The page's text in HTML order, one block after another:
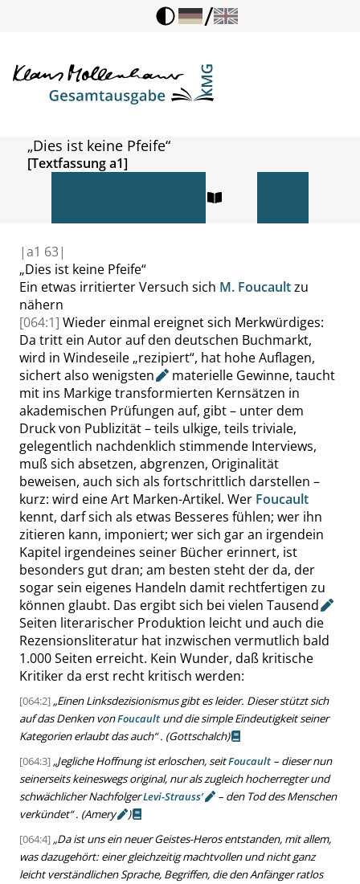
/
„Dies ist keine Pfeife“
[Textfassung a1]
|a1 63|
„Dies ist keine Pfeife“
Ein etwas irritierter Versuch sich M. Foucaultzu
nähern
[064:1] Wieder einmal ereignet sich Merkwürdiges:
Da tritt ein Autor auf den deutschen Buchmarkt,
wird in Windeseile „rezipiert“, hat hohe Auflagen,
sichert also wenigsten
materielle Gewinne, taucht
mit ins Markige transformierten Kernsätzen in
akademischen Prüfungen auf, gibt – unter dem
Druck von Publizität – teils ulkige, teils triviale,
gelegentlich nachdenklich stimmende Interviews,
muß sich absetzen, abgrenzen, Originalität
beweisen, auch sich als fortschrittlich darstellen –
kurz: wird eine Art Marken-Artikel. Wer Foucault
kennt, darf sich als etwas Besseres fühlen; wer ihn
zitieren kann, imponiert; wer sich gar an irgendein
Kapitel irgendeines seiner Bücher erinnert, ist
besonders gut dran; am besten steht der da, der
sogar sein eigenes Handeln damit rechtfertigen zu
können glaubt. Das ergibt sich bei vielen Tausend
Seiten literarischer Produktion leicht und auch die
Rezensionsliteratur hat inzwischen vermutlich bald
1.000 Seiten erreicht. Kein Wunder, daß kritische
Kritiker da erst recht kritisch werden:
[064:2] „Einen Linksdezisionismus gibt es leider. Dieser stützt sich
auf das Denken vonFoucault und die simple Eindeutigkeit seiner
Kategorien erlaubt das auch“ . (Gottschalch)
[064:3] „Jegliche Hoffnung ist erloschen, seitFoucault – dieser nun
seinerseits keineswegs original, nur als zugleich hocherregter und
schwächlicher NachfolgerLevi-Strauss’
– den Tod des Menschen
verkündet“ . (Amery
)
[064:4] „Da ist uns ein neuer Geistes-Heros entstanden, mit allem,
was dazugehört: einer gleichzeitig machtvollen und nicht ganz
leicht verständlichen Sprache, Begriffen, die den Anfänger ratlos